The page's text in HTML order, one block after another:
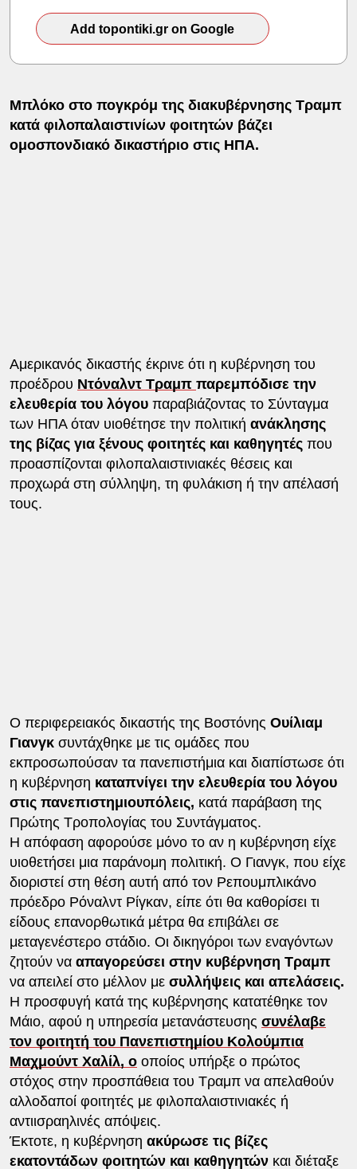
Add topontiki.gr on Google
Μπλόκο στο πογκρόμ της διακυβέρνησης Τραμπ
κατά φιλοπαλαιστινίων φοιτητών βάζει
ομοσπονδιακό δικαστήριο στις ΗΠΑ.
Αμερικανός δικαστής έκρινε ότι η κυβέρνηση του
προέδρου Ντόναλντ Τραμπ παρεμπόδισε την
ελευθερία του λόγουπαραβιάζοντας το Σύνταγμα
των ΗΠΑ όταν υιοθέτησε την πολιτική ανάκλησης
της βίζας για ξένους φοιτητές και καθηγητέςπου
προασπίζονται φιλοπαλαιστινιακές θέσεις και
προχωρά στη σύλληψη, τη φυλάκιση ή την απέλασή
τους.
Ο περιφερειακός δικαστής της Βοστόνης Ουίλιαμ
Γιανγκσυντάχθηκε με τις ομάδες που
εκπροσωπούσαν τα πανεπιστήμια και διαπίστωσε ότι
η κυβέρνηση καταπνίγει την ελευθερία του λόγου
στις πανεπιστημιουπόλεις, κατά παράβαση της
Πρώτης Τροπολογίας του Συντάγματος.
Η απόφαση αφορούσε μόνο το αν η κυβέρνηση είχε
υιοθετήσει μια παράνομη πολιτική. Ο Γιανγκ, που είχε
διοριστεί στη θέση αυτή από τον Ρεπουμπλικάνο
πρόεδρο Ρόναλντ Ρίγκαν, είπε ότι θα καθορίσει τι
είδους επανορθωτικά μέτρα θα επιβάλει σε
μεταγενέστερο στάδιο. Οι δικηγόροι των εναγόντων
ζητούν νααπαγορεύσει στην κυβέρνηση Τραμπ
να απειλεί στο μέλλον μεσυλλήψεις και απελάσεις.
Η προσφυγή κατά της κυβέρνησης κατατέθηκε τον
Μάιο, αφού η υπηρεσία μετανάστευσης συνέλαβε
τον φοιτητή του Πανεπιστημίου Κολούμπια
Μαχμούντ Χαλίλ, οοποίος υπήρξε ο πρώτος
στόχος στην προσπάθεια του Τραμπ να απελαθούν
αλλοδαποί φοιτητές με φιλοπαλαιστινιακές ή
αντιισραηλινές απόψεις.
Έκτοτε, η κυβέρνηση ακύρωσε τις βίζες
εκατοντάδων φοιτητών και καθηγητώνκαι διέταξε